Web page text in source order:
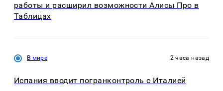
работы и расширил возможности Алисы Про в
Таблицах
В мире 2 часа назад
Испания вводит погранконтроль с Италией